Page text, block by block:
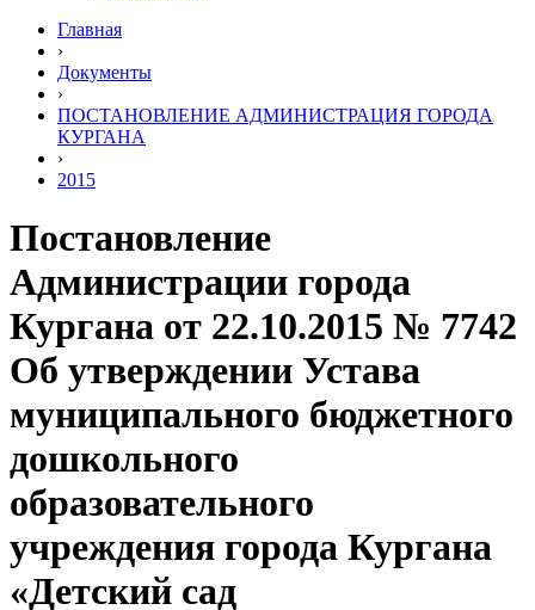
Главная
›
Документы
›
ПОСТАНОВЛЕНИЕ АДМИНИСТРАЦИЯ ГОРОДА
КУРГАНА
›
2015
Постановление
Администрации города
Кургана от 22.10.2015 № 7742
Об утверждении Устава
муниципального бюджетного
дошкольного
образовательного
учреждения города Кургана
«Детский сад